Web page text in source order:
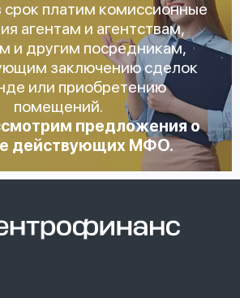
срок платим комиссионные
агентам и агентствам,
и другим посредникам,
заключению сделок
или приобретению
помещений.
предложения о
действующих МФО.